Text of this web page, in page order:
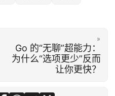
»
Go 的“无聊”超能力：
为什么“选项更少”反而
让你更快？